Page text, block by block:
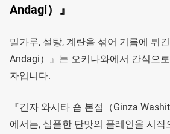
Andagi）』
밀가루, 설탕, 계란을 섞어 기름에 튀
Andagi）』는 오키나와에서 간식으
자입니다.
『긴자 와시타 숍 본점（Ginza
에서는, 심플한 단맛의 플레인을 시작